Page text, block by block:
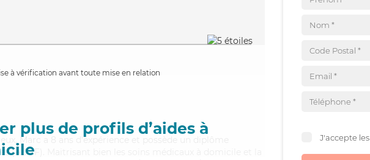
à vérification avant toute mise en relation
plus de profils d’aides à
Marc a 8 ans d'expérience et possède un diplôme
(ADVF). Maitrisant bien les soins médicaux à domicile et la
J'accepte les